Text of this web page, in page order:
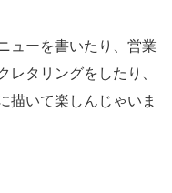
ューを書いたり、営業
レタリングをしたり、
描いて楽しんじゃいま